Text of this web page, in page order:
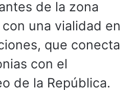
de la zona
una vialidad en
que conecta
con el
de la República.